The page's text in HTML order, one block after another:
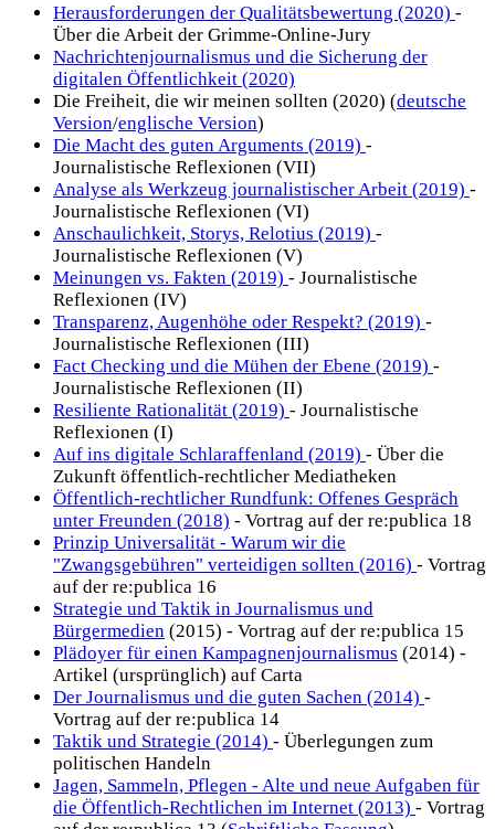
Herausforderungen der Qualitätsbewertung (2020) -
Über die Arbeit der Grimme-Online-Jury
Nachrichtenjournalismus und die Sicherung der
digitalen Öffentlichkeit (2020)
Die Freiheit, die wir meinen sollten (2020) (deutsche
Version/englische Version)
Die Macht des guten Arguments (2019) -
Journalistische Reflexionen (VII)
Analyse als Werkzeug journalistischer Arbeit (2019) -
Journalistische Reflexionen (VI)
Anschaulichkeit, Storys, Relotius (2019) -
Journalistische Reflexionen (V)
Meinungen vs. Fakten (2019) - Journalistische
Reflexionen (IV)
Transparenz, Augenhöhe oder Respekt? (2019) -
Journalistische Reflexionen (III)
Fact Checking und die Mühen der Ebene (2019) -
Journalistische Reflexionen (II)
Resiliente Rationalität (2019) - Journalistische
Reflexionen (I)
Auf ins digitale Schlaraffenland (2019) - Über die
Zukunft öffentlich-rechtlicher Mediatheken
Öffentlich-rechtlicher Rundfunk: Offenes Gespräch
unter Freunden (2018) - Vortrag auf der re:publica 18
Prinzip Universalität - Warum wir die
"Zwangsgebühren" verteidigen sollten (2016) - Vortrag
auf der re:publica 16
Strategie und Taktik in Journalismus und
Bürgermedien (2015) - Vortrag auf der re:publica 15
Plädoyer für einen Kampagnenjournalismus (2014) -
Artikel (ursprünglich) auf Carta
Der Journalismus und die guten Sachen (2014) -
Vortrag auf der re:publica 14
Taktik und Strategie (2014) - Überlegungen zum
politischen Handeln
Jagen, Sammeln, Pflegen - Alte und neue Aufgaben für
die Öffentlich-Rechtlichen im Internet (2013) - Vortrag